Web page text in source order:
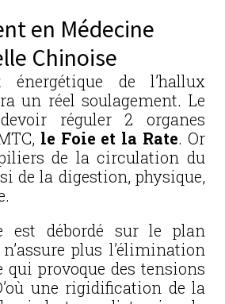
en Médecine
Chinoise
énergétique de l’hallux
un réel soulagement. Le
réguler 2 organes
le Foie et la Rate. Or
de la circulation du
de la digestion, physique,
est débordé sur le plan
plus l’élimination
qui provoque des tensions
une rigidification de la